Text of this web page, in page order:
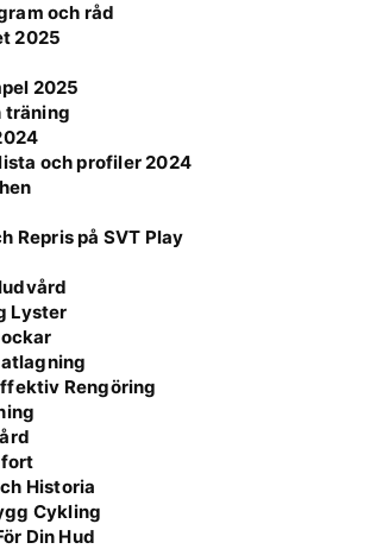
och råd
2025
2025
träning
och profiler 2024
Repris på SVT Play
Lyster
Rengöring
Historia
Cykling
Din Hud